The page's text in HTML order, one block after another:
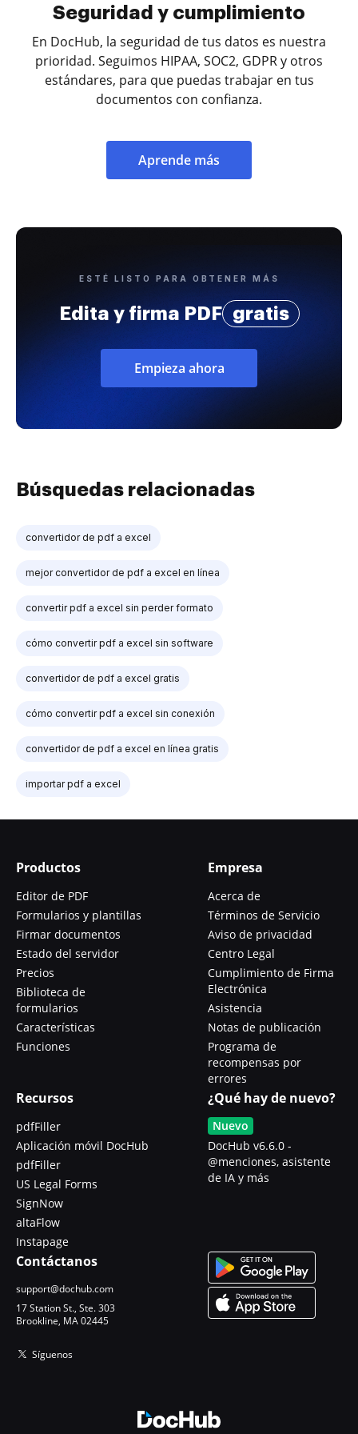
Seguridad y cumplimiento
En DocHub, la seguridad de tus datos es nuestra
prioridad. Seguimos HIPAA, SOC2, GDPR y otros
estándares, para que puedas trabajar en tus
documentos con confianza.
Aprende más
ESTÉ LISTO PARA OBTENER MÁS
Edita y firma PDF gratis
Empieza ahora
Búsquedas relacionadas
convertidor de pdf a excel
mejor convertidor de pdf a excel en línea
convertir pdf a excel sin perder formato
cómo convertir pdf a excel sin software
convertidor de pdf a excel gratis
cómo convertir pdf a excel sin conexión
convertidor de pdf a excel en línea gratis
importar pdf a excel
Productos
Editor de PDF
Formularios y plantillas
Firmar documentos
Estado del servidor
Precios
Biblioteca de
formularios
Características
Funciones
Empresa
Acerca de
Términos de Servicio
Aviso de privacidad
Centro Legal
Cumplimiento de Firma
Electrónica
Asistencia
Notas de publicación
Programa de
recompensas por
errores
Recursos
pdfFiller
Aplicación móvil DocHub
pdfFiller
US Legal Forms
SignNow
altaFlow
Instapage
¿Qué hay de nuevo?
Nuevo
DocHub v6.6.0 -
@menciones, asistente
de IA y más
Contáctanos
support@dochub.com
17 Station St., Ste. 303
Brookline, MA 02445
Síguenos